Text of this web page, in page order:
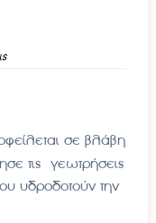
σε βλάβη
τις γεωτρήσεις
υδροδοτούν την